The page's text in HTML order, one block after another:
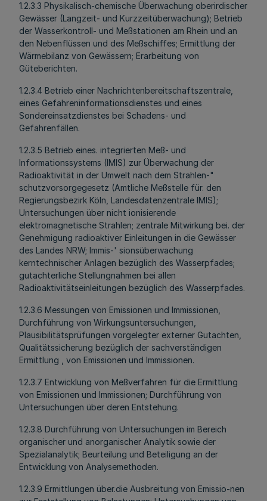
1.2.3.3 Physikalisch-chemische Überwachung oberirdischer
Gewässer (Langzeit- und Kurzzeitüberwachung); Betrieb
der Wasserkontroll- und Meßstationen am Rhein und an
den Nebenflüssen und des Meßschiffes; Ermittlung der
Wärmebilanz von Gewässern; Erarbeitung von
Güteberichten.
1.2.3.4 Betrieb einer Nachrichtenbereitschaftszentrale,
eines Gefahreninformationsdienstes und eines
Sondereinsatzdienstes bei Schadens- und
Gefahrenfällen.
1.2.3.5 Betrieb eines. integrierten Meß- und
Informationssystems (IMIS) zur Überwachung der
Radioaktivität in der Umwelt nach dem Strahlen-"
schutzvorsorgegesetz (Amtliche Meßstelle für. den
Regierungsbezirk Köln, Landesdatenzentrale IMIS);
Untersuchungen über nicht ionisierende
elektromagnetische Strahlen; zentrale Mitwirkung bei. der
Genehmigung radioaktiver Einleitungen in die Gewässer
des Landes NRW; Immis-' sionsüberwachung
kerntechnischer Anlagen bezüglich des Wasserpfades;
gutachterliche Stellungnahmen bei allen
Radioaktivitätseinleitungen bezüglich des Wasserpfades.
1.2.3.6 Messungen von Emissionen und Immissionen,
Durchführung von Wirkungsuntersuchungen,
Plausibilitätsprüfungen vorgelegter externer Gutachten,
Qualitätssicherung bezüglich der sachverständigen
Ermittlung , von Emissionen und Immissionen.
1.2.3.7 Entwicklung von Meßverfahren für die Ermittlung
von Emissionen und Immissionen; Durchführung von
Untersuchungen über deren Entstehung.
1.2.3.8 Durchführung von Untersuchungen im Bereich
organischer und anorganischer Analytik sowie der
Spezialanalytik; Beurteilung und Beteiligung an der
Entwicklung von Analysemethoden.
1.2.3.9 Ermittlungen über.die Ausbreitung von Emissio-nen